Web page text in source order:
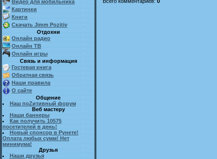
Видео для мобильника
Картинки
Книги
Скачать Jimm Pozitiv
Отдохни
Онлайн радио
Онлайн ТВ
Онлайн игры
Связь и информация
Гостевая книга
Обратная связь
Наши правила
О сайте
Общение
Наш поZитивный форум
Веб мастеру
Наши баннеры
Как получить 10575
посетителей в день!
Новый спонсор в Рунете!
Оплата любых сумм! Нет
минимума!
Друзья
Наши друзья